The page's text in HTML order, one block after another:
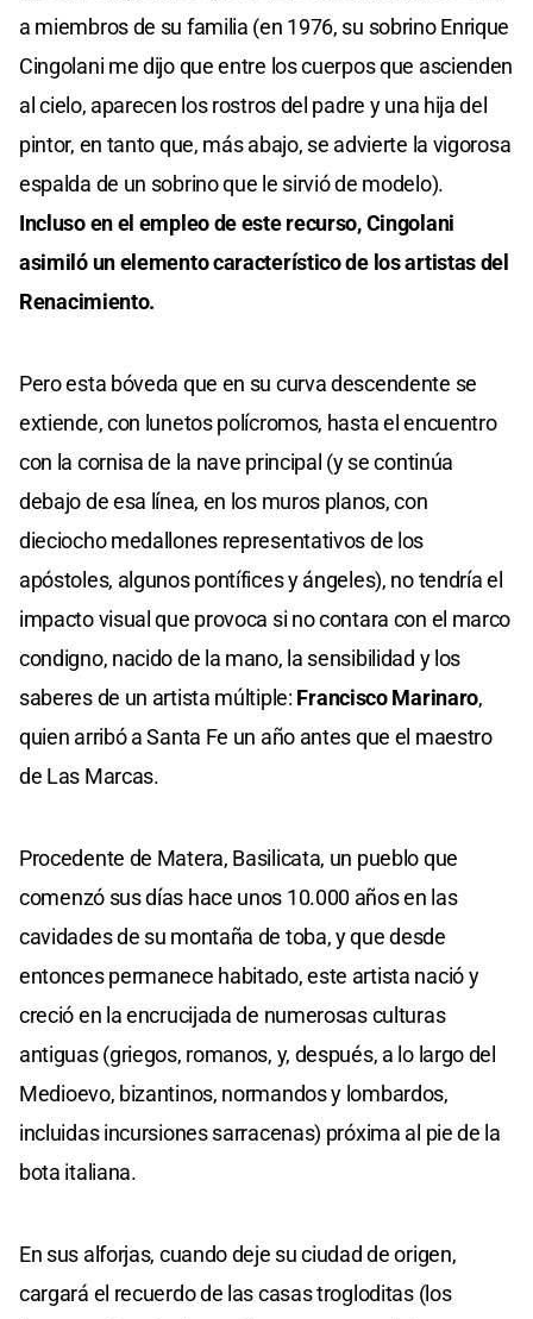
a miembros de su familia (en 1976, su sobrino Enrique
Cingolani me dijo que entre los cuerpos que ascienden
al cielo, aparecen los rostros del padre y una hija del
pintor, en tanto que, más abajo, se advierte la vigorosa
espalda de un sobrino que le sirvió de modelo).
Incluso en el empleo de este recurso, Cingolani
asimiló un elemento característico de los artistas del
Renacimiento.
Pero esta bóveda que en su curva descendente se
extiende, con lunetos polícromos, hasta el encuentro
con la cornisa de la nave principal (y se continúa
debajo de esa línea, en los muros planos, con
dieciocho medallones representativos de los
apóstoles, algunos pontífices y ángeles), no tendría el
impacto visual que provoca si no contara con el marco
condigno, nacido de la mano, la sensibilidad y los
saberes de un artista múltiple: Francisco Marinaro,
quien arribó a Santa Fe un año antes que el maestro
de Las Marcas.
Procedente de Matera, Basilicata, un pueblo que
comenzó sus días hace unos 10.000 años en las
cavidades de su montaña de toba, y que desde
entonces permanece habitado, este artista nació y
creció en la encrucijada de numerosas culturas
antiguas (griegos, romanos, y, después, a lo largo del
Medioevo, bizantinos, normandos y lombardos,
incluidas incursiones sarracenas) próxima al pie de la
bota italiana.
En sus alforjas, cuando deje su ciudad de origen,
cargará el recuerdo de las casas trogloditas (los